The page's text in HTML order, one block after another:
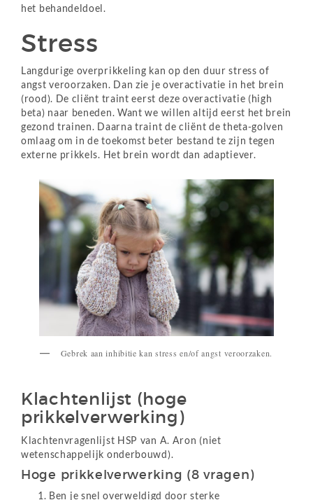
het behandeldoel.
Stress
Langdurige overprikkeling kan op den duur stress of
angst veroorzaken. Dan zie je overactivatie in het brein
(rood). De cliënt traint eerst deze overactivatie (high
beta) naar beneden. Want we willen altijd eerst het brein
gezond trainen. Daarna traint de cliënt de theta-golven
omlaag om in de toekomst beter bestand te zijn tegen
externe prikkels. Het brein wordt dan adaptiever.
Gebrek aan inhibitie kan stress en/of angst veroorzaken.
Klachtenlijst (hoge
prikkelverwerking)
Klachtenvragenlijst HSP van A. Aron (niet
wetenschappelijk onderbouwd).
Hoge prikkelverwerking (8 vragen)
Ben je snel overweldigd door sterke